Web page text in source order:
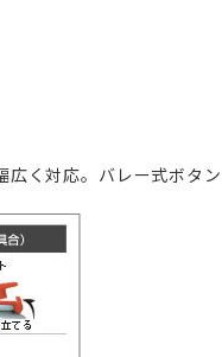
く対応。バレー式ボタ